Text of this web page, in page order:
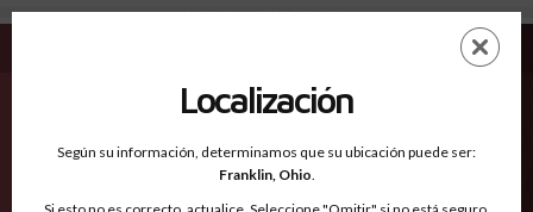
Nassau FL - Condados Reconocidos
EN
Condados Reconocidos
2600
Localización
Según su información, determinamos que su ubicación puede ser:
Franklin, Ohio.